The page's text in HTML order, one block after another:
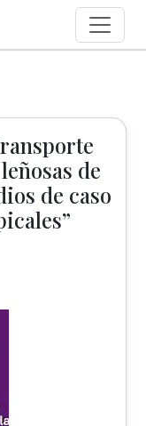
de
de caso